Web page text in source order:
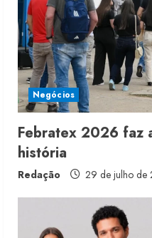
Negócios
Febratex 2026 faz
história
Redação 29 de julho de